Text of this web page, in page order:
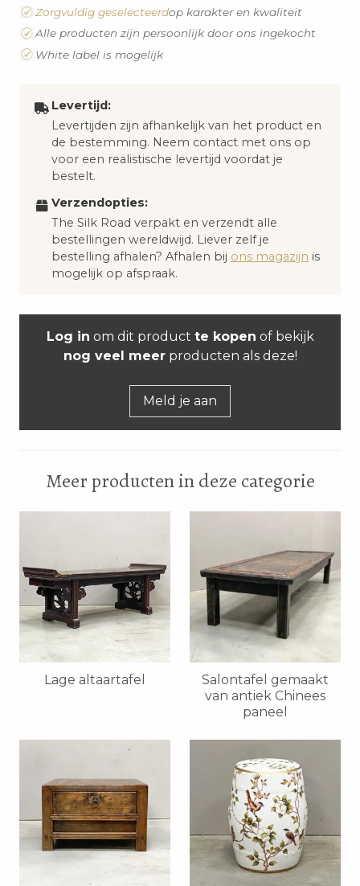
Zorgvuldig geselecteerdop karakter en kwaliteit
Alle producten zijn persoonlijk door ons ingekocht
White label is mogelijk
Levertijd:
Levertijden zijn afhankelijk van het product en
de bestemming. Neem contact met ons op
voor een realistische levertijd voordat je
bestelt.
Verzendopties:
The Silk Road verpakt en verzendt alle
bestellingen wereldwijd. Liever zelf je
bestelling afhalen? Afhalen bij ons magazijn is
mogelijk op afspraak.
Log in om dit product te kopen of bekijk
nog veel meerproducten als deze!
Meld je aan
Meer producten in deze categorie
Lage altaartafel
Salontafel gemaakt
van antiek Chinees
paneel